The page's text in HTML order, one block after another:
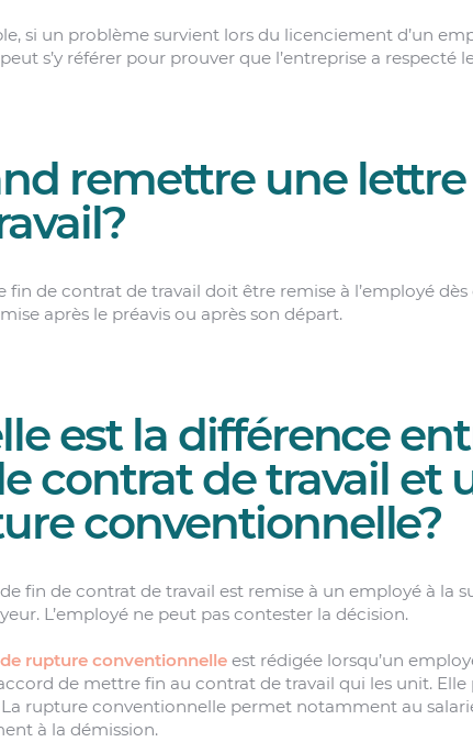
si un problème survient lors du licenciement d’un
s’y référer pour prouver que l’entreprise a respecté
remettre une
fin de contrat de travail doit être remise à l’employé
après le préavis ou après son départ.
est la différence
contrat de travail et
conventionnelle?
fin de contrat de travail est remise à un employé à la
L’employé ne peut pas contester la décision.
rupture conventionnelle est rédigée lorsqu’un
de mettre fin au contrat de travail qui les unit. Elle
La rupture conventionnelle permet notamment au
à la démission.